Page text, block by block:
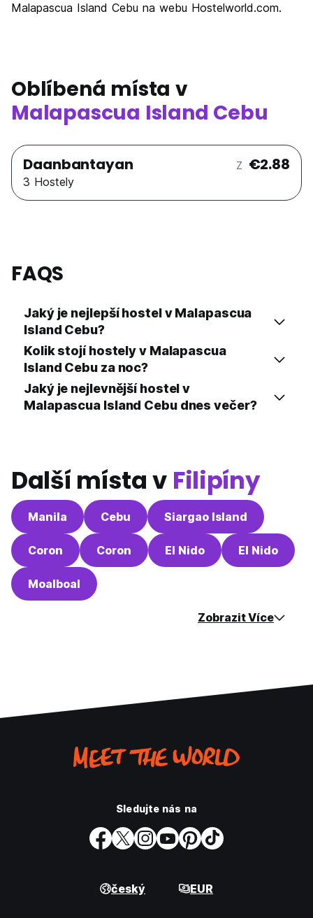
Malapascua Island Cebu na webu Hostelworld.com.
Oblíbená místa v
Malapascua Island Cebu
Daanbantayan Z €2.88
3 Hostely
FAQS
Jaký je nejlepší hostel v Malapascua
Island Cebu?
Kolik stojí hostely v Malapascua
Island Cebu za noc?
Jaký je nejlevnější hostel v
Malapascua Island Cebu dnes večer?
Další místa v Filipíny
Manila Cebu Siargao Island
Coron Coron El Nido El Nido
Moalboal
Zobrazit Více
Sledujte nás na
český EUR